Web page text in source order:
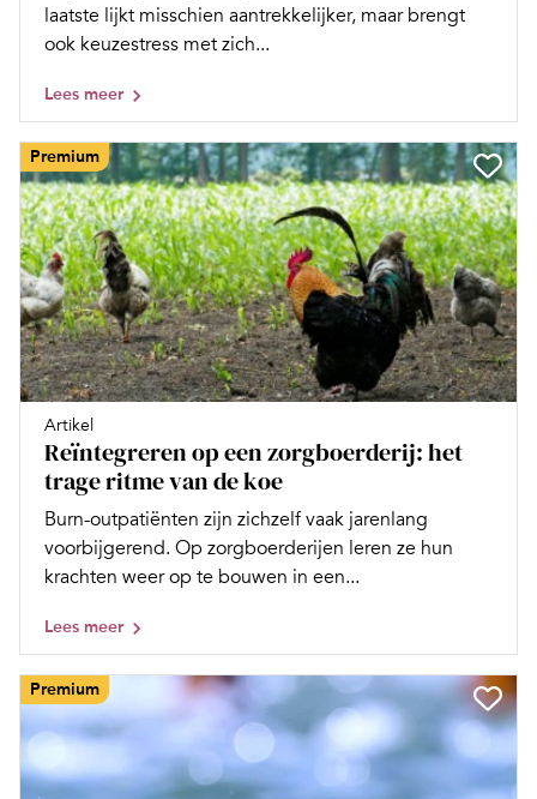
laatste lijkt misschien aantrekkelijker, maar brengt
ook keuzestress met zich...
Lees meer
Premium
Artikel
Reïntegreren op een zorgboerderij: het
trage ritme van de koe
Burn-outpatiënten zijn zichzelf vaak jarenlang
voorbijgerend. Op zorgboerderijen leren ze hun
krachten weer op te bouwen in een...
Lees meer
Premium